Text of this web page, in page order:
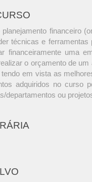
financeiro
técnicas e ferramentas
financeiramente uma
o orçamento de um
em vista as
adquiridos no curso
departamentos ou